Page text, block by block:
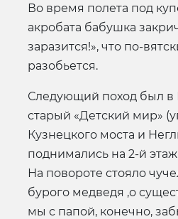
Во время полета под
акробата бабушка
заразится!», что по-
разобьется.
Следующий поход был в
старый «Детский мир»
Кузнецкого моста и
поднимались на 2-й
На повороте стояло
бурого медведя ,о
мы с папой, конечно,